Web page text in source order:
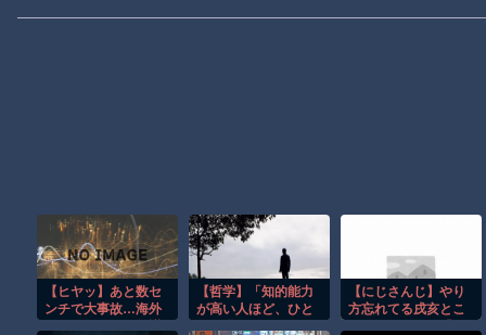
【ヒヤッ】あと数セ
ンチで大事故…海外
【哲学】「知的能力
が高い人ほど、ひと
【にじさんじ】やり
方忘れてる戌亥とこ